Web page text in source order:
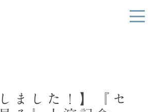
ました！】『セ